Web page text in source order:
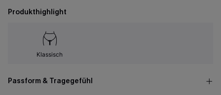
Produkthighlight
Klassisch
Passform & Tragegefühl